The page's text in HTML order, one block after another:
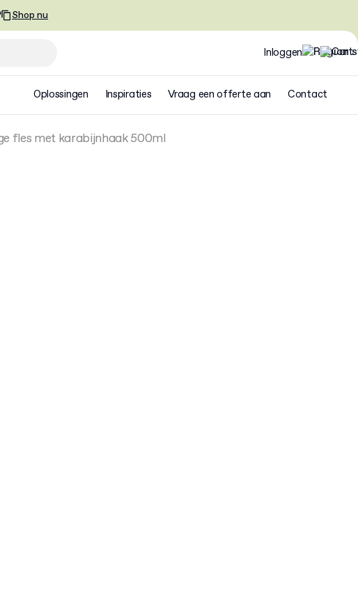
Shop nu
Inloggen
Oplossingen Inspiraties Vraag een offerte aan Contact
fles met karabijnhaak 500ml